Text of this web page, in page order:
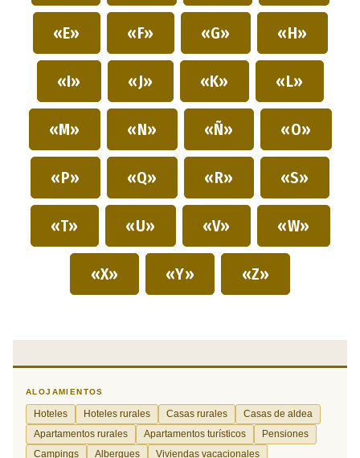
«E» «F» «G» «H»
«I» «J» «K» «L»
«M» «N» «Ñ» «O»
«P» «Q» «R» «S»
«T» «U» «V» «W»
«X» «Y» «Z»